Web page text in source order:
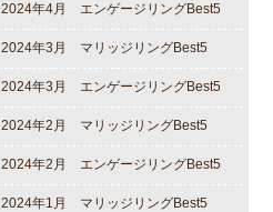
2024年4月 エンゲージリングBest5
2024年3月 マリッジリングBest5
2024年3月 エンゲージリングBest5
2024年2月 マリッジリングBest5
2024年2月 エンゲージリングBest5
2024年1月 マリッジリングBest5